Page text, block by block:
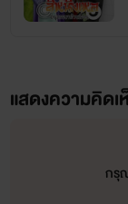
แสดงความคิดเ
กรุ